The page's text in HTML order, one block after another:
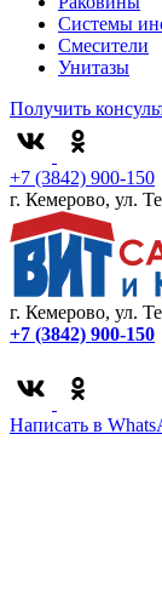
Системы
Смесители
Унитазы
Получить
+7 (3842) 900-150
г. Кемерово, ул.
г. Кемерово, ул.
+7 (3842) 900-150
Написать в